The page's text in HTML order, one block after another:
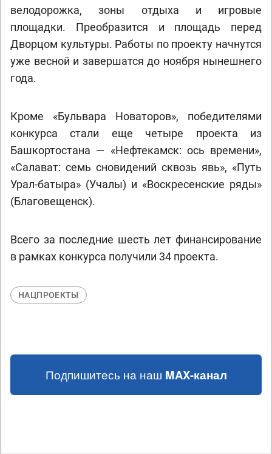
велодорожка, зоны отдыха и игровые
площадки. Преобразится и площадь перед
Дворцом культуры. Работы по проекту начнутся
уже весной и завершатся до ноября нынешнего
года.
Кроме «Бульвара Новаторов», победителями
конкурса стали еще четыре проекта из
Башкортостана — «Нефтекамск: ось времени»,
«Салават: семь сновидений сквозь явь», «Путь
Урал-батыра» (Учалы) и «Воскресенские ряды»
(Благовещенск).
Всего за последние шесть лет финансирование
в рамках конкурса получили 34 проекта.
НАЦПРОЕКТЫ
Подпишитесь на наш MAX-канал